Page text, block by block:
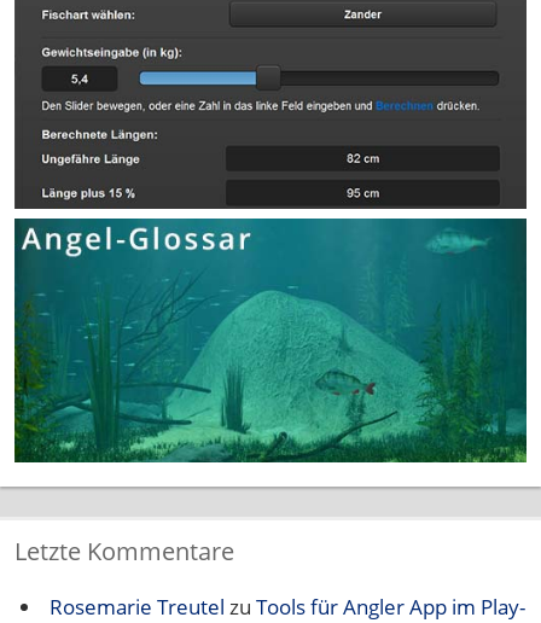
Letzte Kommentare
Rosemarie Treutel zu Tools für Angler App im Play-